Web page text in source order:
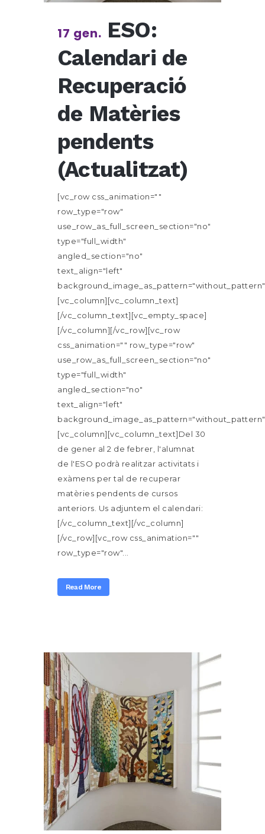
17 gen. ESO:
Calendari de
Recuperació
de Matèries
pendents
(Actualitzat)
[vc_row css_animation=""
row_type="row"
use_row_as_full_screen_section="no"
type="full_width"
angled_section="no"
text_align="left"
[vc_column][vc_column_text]
[/vc_column_text][vc_empty_space]
[/vc_column][/vc_row][vc_row
css_animation="" row_type="row"
use_row_as_full_screen_section="no"
type="full_width"
angled_section="no"
text_align="left"
[vc_column][vc_column_text]Del 30
de gener al 2 de febrer, l'alumnat
de l'ESO podrà realitzar activitats i
exàmens per tal de recuperar
matèries pendents de cursos
anteriors. Us adjuntem el calendari:
[/vc_column_text][/vc_column]
[/vc_row][vc_row css_animation=""
row_type="row"...
Read More